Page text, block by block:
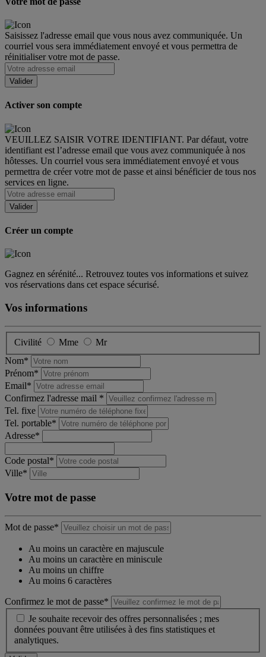
Saisissez l'adresse email que vous nous avez communiquée. Un
courriel vous sera immédiatement envoyé et vous permettra de
réinitialiser votre mot de passe.
Activer son compte
VEUILLEZ SAISIR VOTRE IDENTIFIANT. Par défaut, votre
identifiant est l’adresse email que vous avez communiquée à nos
hôtesses. Un courriel vous sera immédiatement envoyé et vous
permettra de créer votre mot de passe et ainsi bénéficier de tous nos
services en ligne.
Créer un compte
Gagnez en sérénité... Retrouvez toutes vos informations et suivez
vos réservations dans cet espace sécurisé.
Vos informations
Civilité Mme
Mr
Nom*
Prénom*
Email*
Confirmez l'adresse mail *
Tel. fixe
Tel. portable*
Adresse*
Code postal*
Ville*
Votre mot de passe
Mot de passe*
Au moins un caractère en majuscule
Au moins un caractère en miniscule
Au moins un chiffre
Au moins 6 caractères
Confirmez le mot de passe*
Je souhaite recevoir des offres personnalisées ; mes
données pouvant être utilisées à des fins statistiques et
analytiques.